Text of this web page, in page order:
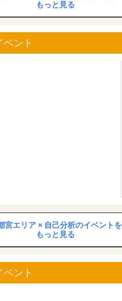
もっと見る
ント
宮エリア × 自己分析のイベントを
もっと見る
ント